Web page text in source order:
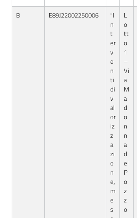
B
E89J22002250006
“I
n
t
er
v
e
n
ti
di
v
al
or
iz
z
a
zi
o
n
e,
m
e
s
L
o
tt
o
1
–
Vi
a
M
a
d
o
n
n
a
d
el
P
o
z
z
o